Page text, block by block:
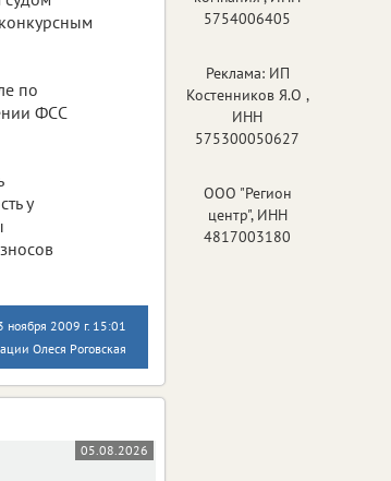
по
ФСС
у
ноября 2009 г. 15:01
Олеся Роговская
05.08.2026
5754006405
Реклама: ИП
Костенников Я.О ,
ИНН
575300050627
ООО "Регион
центр", ИНН
4817003180